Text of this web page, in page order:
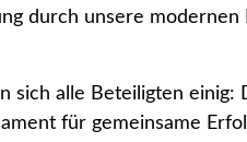
durch unsere modernen
sich alle Beteiligten einig:
für gemeinsame